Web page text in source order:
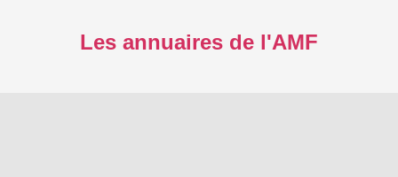
Les annuaires de l'AMF